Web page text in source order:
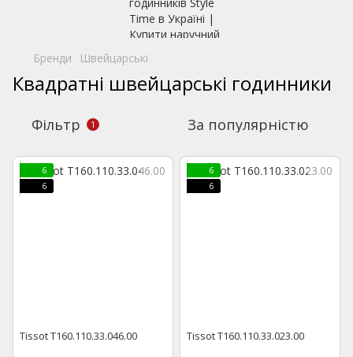
Бренди Швейцарські
Квадратні швейцарські годинники
Фільтр 1 За популярністю
6
6
Tissot T160.110.33.046.00
6
6
Tissot T160.110.33.023.00